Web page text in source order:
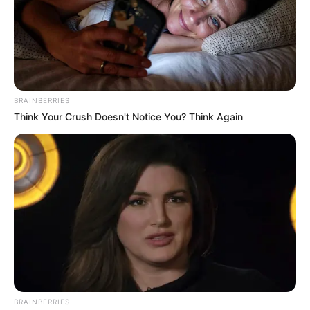
Ia merupakan sosok yang dekat dengan keluarga. Ia pun kerap
membagikan momen kebersamannya di Instagram.
Ia mengaku bahwa ia merupakan penakut.
Kerap membagikan kegiatannya dalam berolahraga seperti di
gym dan bermain tenis.
Memiliki akun sendiri untuk membagikan hasil jepretannya
sendiri.
Baca juga: Biodata, Profil, dan Fakta Ochi Rosdiana
Film
(-), sebagai Ranti
Jalan Pulang(2025)
(2024), sebagai Soriah
BRAINBERRIES
Think Your Crush Doesn't Notice You? Think Again
BRAINBERRIES